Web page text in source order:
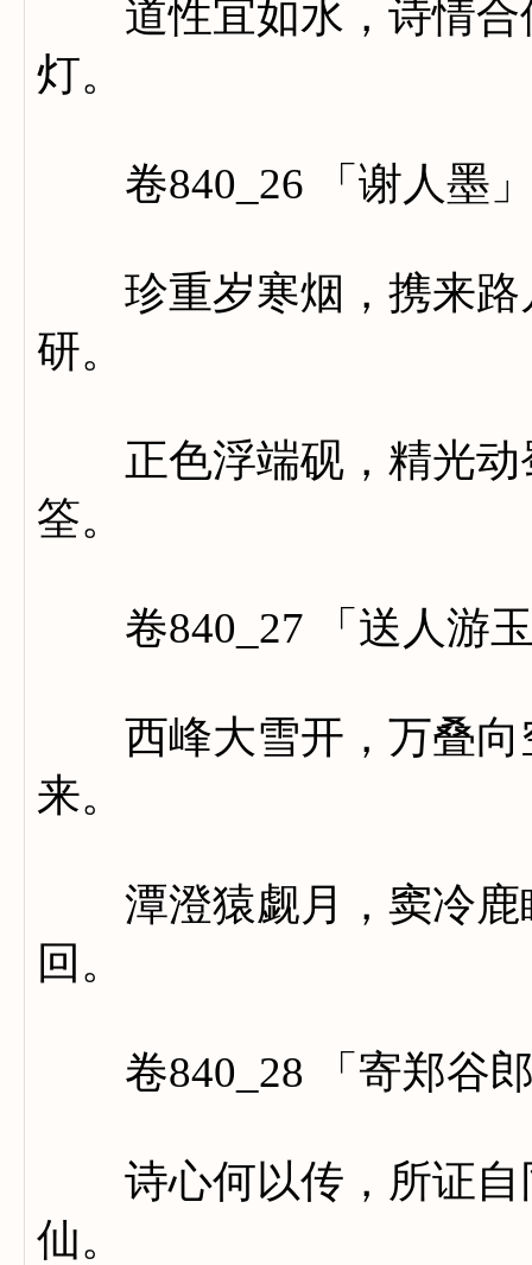
道性宜如水，诗情合
灯。
卷840_26 「谢人墨
珍重岁寒烟，携来路
研。
正色浮端砚，精光动
筌。
卷840_27 「送人游玉
西峰大雪开，万叠向
来。
潭澄猿觑月，窦冷鹿
回。
卷840_28 「寄郑谷
诗心何以传，所证自
仙。